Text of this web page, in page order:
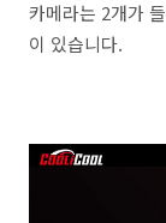
카메라는 2개가
이 있습니다.